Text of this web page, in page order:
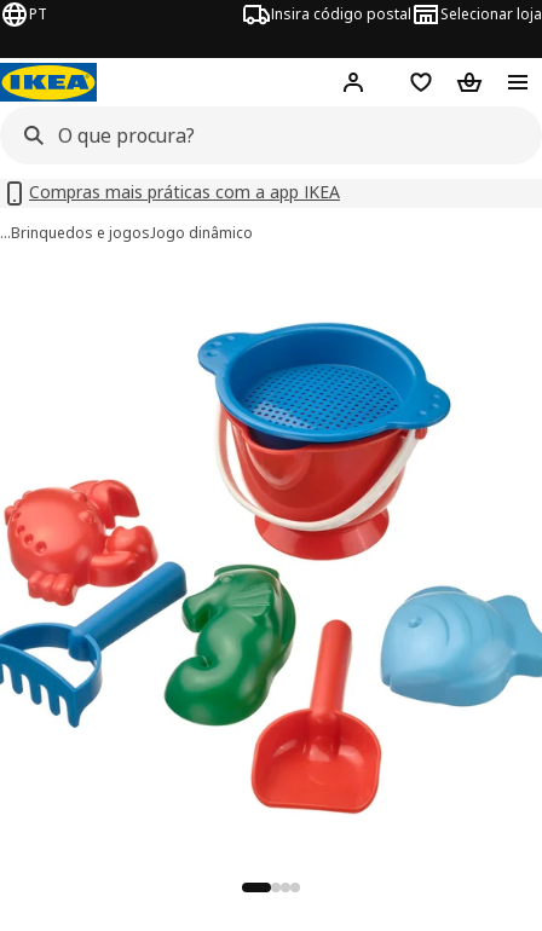
PT Insira código postal Selecionar loja
Hej! Inicie sessão
FavoritosCesto de
Compras mais práticas com a app IKEA
…Brinquedos e jogosJogo dinâmico